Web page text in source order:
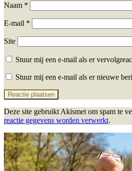
Naam *
E-mail *
Site
Stuur mij een e-mail als er
Stuur mij een e-mail als er nieuwe
Deze site gebruikt Akismet om spam te
reactie gegevens worden verwerkt.